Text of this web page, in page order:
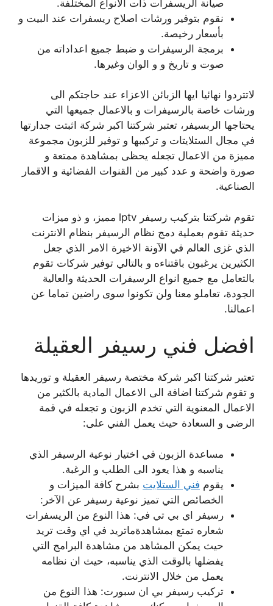
صيانة الريسفرات ذات الانواع المختلفة.
نقوم بتوفير ورشات اصلاح ريسفرات عند البيت و
بأسعار رخيصة.
برمجة الرسيفرات و ضبط جميع اعداداته من
صوت و تاريخ و و الوان وغيرها.
لاتتردوا نهائيا ايها الزبائن الاعزاء عند حاجتكم الى
ورشات خاصة بالرسيفرات و بالاعمال جميعها التي
يحتاجها الربسيفر، تعتبر شركتنا اكبر شركة اثبتت جدارتها
في مجال الستلايتات و تركيبها و توفير للزبون مجموعة
مميزة من الاعمال تجعله يحظى بمشاهدة ممتعة و
صورة واضحة و عدد كبير من القنوات الفضائية و الاقمار
الصناعية.
تقوم شركتنا بتركيب رسيفر lptv مميز، و ذو ميزات
حديثة تقوم بعملية دمج نظام الرسيفر بنظام الانترنت
الذي غزى العالم في الآونة الاخيرة الامر الذي جعل
الكثيرين يرغبون باقتناءه و بالتالي توفير شركات تقوم
بالتعامل مع جميع انواع الرسيفرات الحديثة والعالية
الجودة، تعاملو معنا ولن تكونوا سوى راضين تماما عن
اعمالنا.
افضل فني رسيفر العقيلة
تعتبر شركتنا اكبر شركة مختصة رسيفر العقيلة و توريدها
و تقوم شركتنا اضافة الى الاعمال المادية بالكثير من
الاعمال المعنوية التي تخدم الزبون و تجعله في قمة
الرضى و السعادة حيث يعمل الفني على:
مساعدة الزبون في اختيار نوعية الرسيفر الذي
يناسبه و هذا يعود الى الطلب و الرغبة.
يقوم فني الستلايت بشرح كافة الميزات و
الخصائص التي تميز نوعية رسيفر عن الآخر:
رسيفر اي بي تي في: هذا النوع من الريسفرات
شعاره تمتع بمشاهدةماتريد في اي وقت تريد
حيث يمكن المشاهد من مشاهدة البرامج التي
يفضلها بالوقت الذي يناسبه، حيث ان نظامه
يعمل من خلال الانترنت.
تركيب رسيفر بي ان سبورت: هذا النوع من